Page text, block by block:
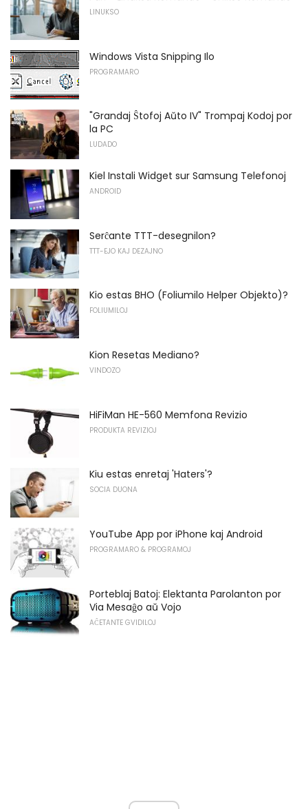
LINUKSO
Windows Vista Snipping Ilo
PROGRAMARO
"Grandaj Ŝtofoj Aŭto IV" Trompaj Kodoj por
la PC
LUDADO
Kiel Instali Widget sur Samsung Telefonoj
ANDROID
Serĉante TTT-desegnilon?
TTT-EJO KAJ DEZAJNO
Kio estas BHO (Foliumilo Helper Objekto)?
FOLIUMILOJ
Kion Resetas Mediano?
VINDOZO
HiFiMan HE-560 Memfona Revizio
PRODUKTA REVIZIOJ
Kiu estas enretaj 'Haters'?
SOCIA DUONA
YouTube App por iPhone kaj Android
PROGRAMARO & PROGRAMOJ
Porteblaj Batoj: Elektanta Parolanton por
Via Mesaĝo aŭ Vojo
AĈETANTE GVIDILOJ